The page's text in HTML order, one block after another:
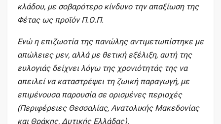
κλάδου, με σοβαρότερο κίνδυνο την απαξίωση της
Φέτας ως προϊόν Π.Ο.Π.
Ενώ η επιζωοτία της πανώλης αντιμετωπίστηκε με
απώλειες μεν, αλλά με θετική εξέλιξη, αυτή της
ευλογιάς δείχνει λόγω της χρονιότητάς της να
απειλεί να καταστρέψει τη ζωική παραγωγή, με
επιμένουσα παρουσία σε ορισμένες περιοχές
(Περιφέρειες Θεσσαλίας, Ανατολικής Μακεδονίας
και Θράκης, Δυτικής Ελλάδας).